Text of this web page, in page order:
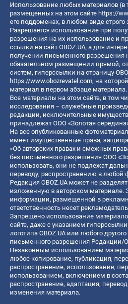
Использование любых материалов (в
размещенных на этом сайте https://
его поддоменах, в любом виде строго
Разрешается использование при
разрешения на их использование и
ссылки на сайт OBOZ.UA, а для
получении письменного разрешения
обязательном размещении прямой,
систем, гиперссылки на страницу
https://www.obozrevatel.com, на
материал в первом абзаце материала.
Все материалы на этом сайте, в том
исследования – служебные
редакции, исключительные
принадлежат ООО «Золотая
На все опубликованные
имеет имущественные права,
«Об авторских правах и смежных
без письменного разрешения ООО
использовать, они не подлежат
переводу, распространению в любой
Редакция OBOZ.UA может не
изложенную в авторском материале.
информации, размещенной в
ответственность несет
Запрещено использование
сайте, даже с указанием гиперссылки
логотипа OBOZ.UA или любого
письменного разрешения Редакции/
Незаконным использованием
любое копирование, публикация,
распространение, использование,
использованием, включением в
распространение, адаптация,
изменения материала.